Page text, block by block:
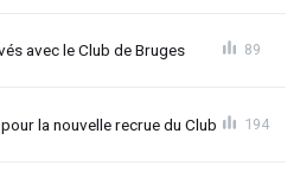
avec le Club de Bruges 89
la nouvelle recrue du Club 194